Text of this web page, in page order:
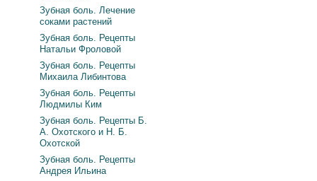
Зубная боль. Лечение
соками растений
Зубная боль. Рецепты
Натальи Фроловой
Зубная боль. Рецепты
Михаила Либинтова
Зубная боль. Рецепты
Людмилы Ким
Зубная боль. Рецепты Б.
А. Охотского и Н. Б.
Охотской
Зубная боль. Рецепты
Андрея Ильина